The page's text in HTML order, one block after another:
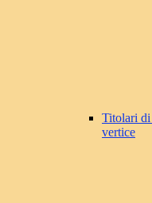
Titolari
vertice